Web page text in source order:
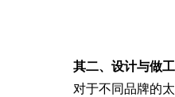
其二、设计与做工
对于不同品牌的太